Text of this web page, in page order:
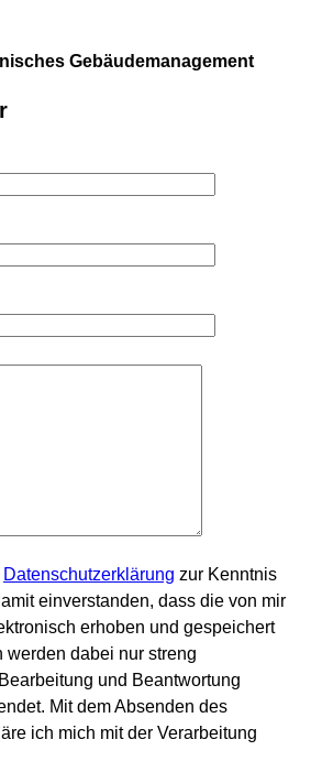
Gebäudemanagement
Datenschutzerklärung zur Kenntnis
einverstanden, dass die von mir
erhoben und gespeichert
werden dabei nur streng
und Beantwortung
Mit dem Absenden des
ich mich mit der Verarbeitung